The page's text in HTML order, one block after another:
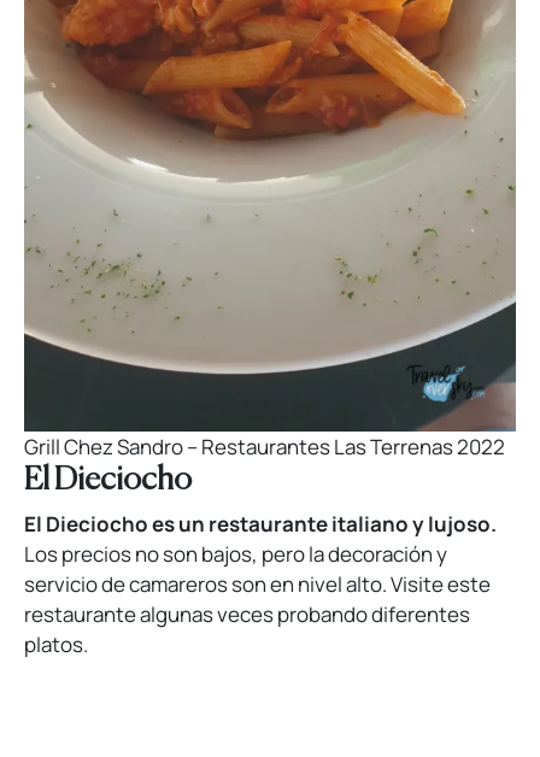
Grill Chez Sandro – Restaurantes Las Terrenas 2022
El Dieciocho
El Dieciocho es un restaurante italiano y lujoso.
Los precios no son bajos, pero la decoración y
servicio de camareros son en nivel alto. Visite este
restaurante algunas veces probando diferentes
platos.